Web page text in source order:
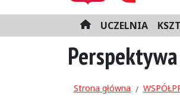
H
o
m
e
UCZELNIA
Strona główna